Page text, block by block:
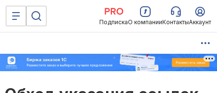
ПодпискаО компанииКонтактыАккаунт